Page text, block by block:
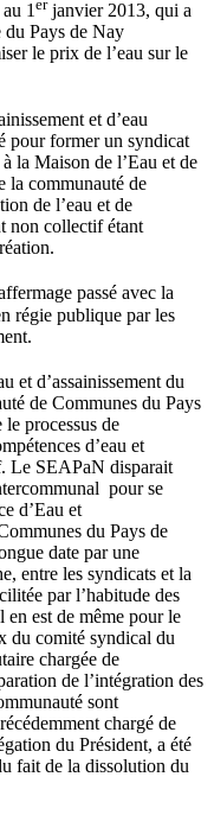
1 erjanvier 2013, qui a
du Pays de Nay
le prix de l’eau sur le
et d’eau
pour former un syndicat
la Maison de l’Eau et de
la communauté de
de l’eau et de
non collectif étant
passé avec la
régie publique par les
et d’assainissement du
de Communes du Pays
processus de
d’eau et
Le SEAPaN disparait
pour se
d’Eau et
du Pays de
date par une
entre les syndicats et la
par l’habitude des
est de même pour le
du comité syndical du
chargée de
de l’intégration des
sont
chargé de
du Président, a été
fait de la dissolution du